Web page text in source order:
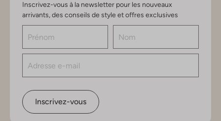
Inscrivez-vous à la newsletter pour les nouveaux
arrivants, des conseils de style et offres exclusives
Inscrivez-vous